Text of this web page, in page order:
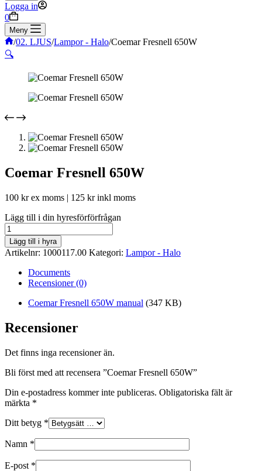
Logga in
Varukorg
0
Meny
Hem
/02. LJUS/Lampor - Halo/Coemar Fresnell 650W
🔍
Coemar Fresnell 650W
100 krex moms | 125 krinkl moms
Lägg till i din hyresförförfrågan
Coemar
Fresnell
650W
mängd
Lägg till i hyra
Artikelnr: 1000117.00 Kategori: Lampor - Halo
Documents
Recensioner (0)
Coemar Fresnell 650W manual (347 KB)
Recensioner
Det finns inga recensioner än.
Bli först med att recensera ”Coemar Fresnell 650W”
Din e-postadress kommer inte publiceras. Obligatoriska fält är
märkta *
Ditt betyg *
Namn *
E-post *